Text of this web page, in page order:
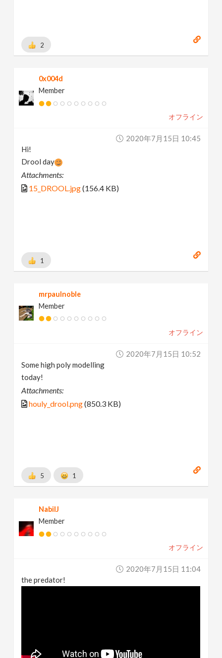
2
0x004d
Member
オフライン
2020年7月15日 10:45
Hi!
Drool day
Attachments:
15_DROOL.jpg(156.4 KB)
1
mrpaulnoble
Member
オフライン
2020年7月15日 10:52
Some high poly modelling
today!
Attachments:
houly_drool.png(850.3 KB)
5 1
NabilJ
Member
オフライン
2020年7月15日 11:04
the predator!